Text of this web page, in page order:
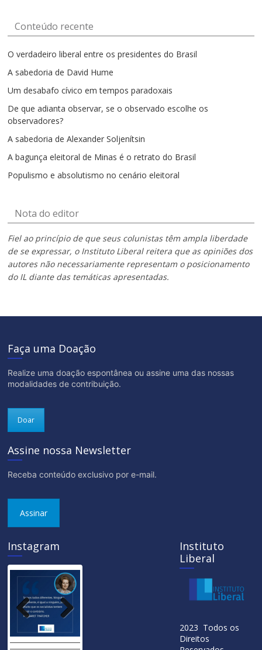
Conteúdo recente
O verdadeiro liberal entre os presidentes do Brasil
A sabedoria de David Hume
Um desabafo cívico em tempos paradoxais
De que adianta observar, se o observado escolhe os
observadores?
A sabedoria de Alexander Soljenítsin
A bagunça eleitoral de Minas é o retrato do Brasil
Populismo e absolutismo no cenário eleitoral
Nota do editor
Fiel ao princípio de que seus colunistas têm ampla liberdade
de se expressar, o Instituto Liberal reitera que as opiniões dos
autores não necessariamente representam o posicionamento
do IL diante das temáticas apresentadas.
Faça uma Doação
Realize uma doação espontânea ou assine uma das nossas
modalidades de contribuição.
Doar
Assine nossa Newsletter
Receba conteúdo exclusivo por e-mail.
Assinar
Instagram
ous
Instituto
Liberal
2023 Todos os
Direitos